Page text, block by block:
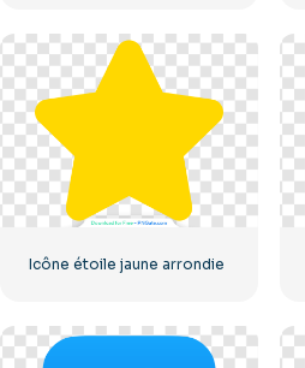
Icône étoile jaune arrondie